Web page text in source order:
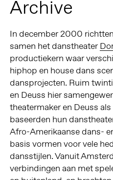
Archive
In december 2000
samen het danstheater
productiekern waar
hiphop en house dans
dansprojecten. Ruim
en Deuss hier
theatermaker en Deuss
baseerden hun
Afro-Amerikaanse dans-
basis vormen voor vele
dansstijlen. Vanuit
verbindingen aan met